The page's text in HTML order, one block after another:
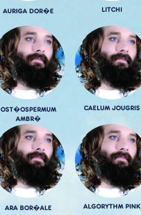
AURIGA DOR�E LITCHI
OST�OSPERMUM
AMBR�
CAELUM JOUGRIS
ARA BOR�ALE ALGORYTHM PINK